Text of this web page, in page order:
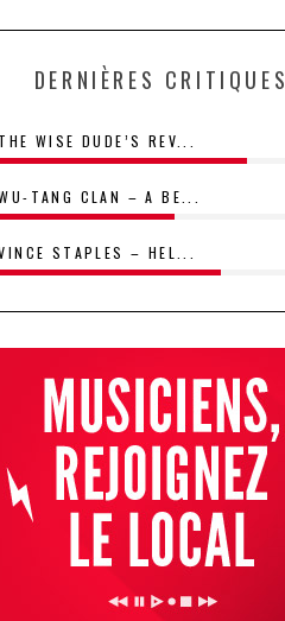
DERNIÈRES CRITIQUES
THE WISE DUDE’S REV...
TANG CLAN – A BE...
STAPLES – HEL...